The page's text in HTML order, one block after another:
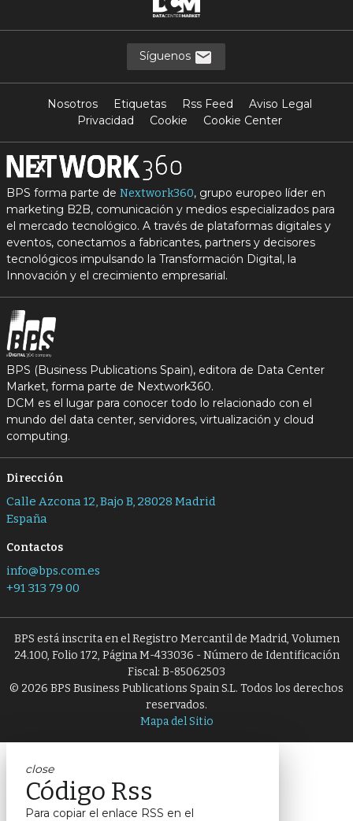
Síguenos
Nosotros Etiquetas Rss Feed
Aviso Legal
Privacidad
Cookie Cookie Center
BPS forma parte de Nextwork360, grupo europeo líder en
marketing B2B, comunicación y medios especializados para
el mercado tecnológico. A través de plataformas digitales y
eventos, conectamos a fabricantes, partners y decisores
tecnológicos impulsando la Transformación Digital, la
Innovación y el crecimiento empresarial.
BPS (Business Publications Spain), editora de Data Center
Market, forma parte de Nextwork360.
DCM es el lugar para conocer todo lo relacionado con el
mundo del data center, servidores, virtualización y cloud
computing.
Dirección
Calle Azcona 12, Bajo B, 28028 Madrid
España
Contactos
info@bps.com.es
+91 313 79 00
BPS está inscrita en el Registro Mercantil de Madrid, Volumen
24.100, Folio 172, Página M-433036 - Número de Identificación
Fiscal: B-85062503
© 2026 BPS Business Publications Spain S.L. Todos los derechos
reservados.
Mapa del Sitio
close
Código Rss
Para copiar el enlace RSS en el